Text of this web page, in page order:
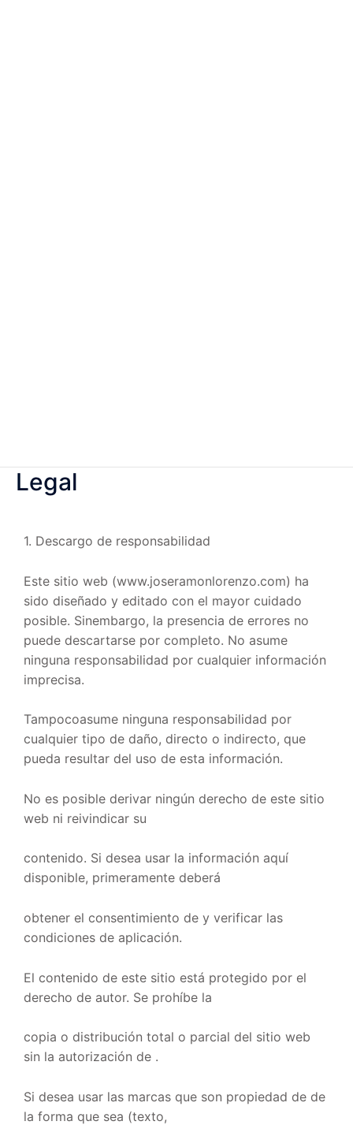
Legal
1. Descargo de responsabilidad
Este sitio web (www.joseramonlorenzo.com) ha
sido diseñado y editado con el mayor cuidado
posible. Sinembargo, la presencia de errores no
puede descartarse por completo. No asume
ninguna responsabilidad por cualquier información
imprecisa.
Tampocoasume ninguna responsabilidad por
cualquier tipo de daño, directo o indirecto, que
pueda resultar del uso de esta información.
No es posible derivar ningún derecho de este sitio
web ni reivindicar su
contenido. Si desea usar la información aquí
disponible, primeramente deberá
obtener el consentimiento de y verificar las
condiciones de aplicación.
El contenido de este sitio está protegido por el
derecho de autor. Se prohíbe la
copia o distribución total o parcial del sitio web
sin la autorización de .
Si desea usar las marcas que son propiedad de de
la forma que sea (texto,